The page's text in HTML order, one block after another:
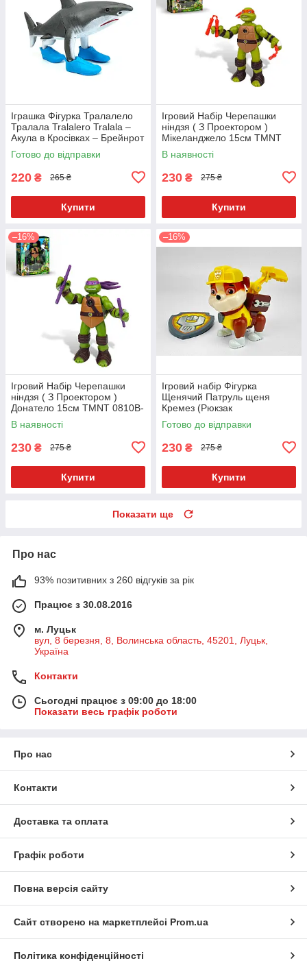
Іграшка Фігурка Тралалело
Тралала Tralalero Tralala –
Акула в Кросівках – Брейнрот
/ Італійські Меми – 11 см
Готово до відправки
220 ₴ 265 ₴
Купити
Ігровий Набір Черепашки
ніндзя ( З Проектором )
Мікеланджело 15см TMNT
0810B-3
В наявності
230 ₴ 275 ₴
Купити
–16%
Ігровий Набір Черепашки
ніндзя ( З Проектором )
Донатело 15см TMNT 0810B-
5
В наявності
230 ₴ 275 ₴
Купити
–16%
Ігровий набір Фігурка
Щенячий Патруль щеня
Кремез (Рюкзак
Відкривається) зі значком
Укр. 9958-7
Готово до відправки
230 ₴ 275 ₴
Купити
Показати ще
Про нас
93% позитивних з 260 відгуків за рік
Працює з 30.08.2016
м. Луцьк
вул, 8 березня, 8, Волинська область, 45201, Луцьк,
Україна
Контакти
Сьогодні працює з 09:00 до 18:00
Показати весь графік роботи
Про нас
Контакти
Доставка та оплата
Графік роботи
Повна версія сайту
Сайт створено на маркетплейсі Prom.ua
Політика конфіденційності